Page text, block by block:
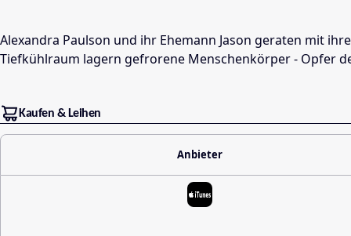
Alexandra Paulson und ihr Ehemann Jason geraten mit
Tiefkühlraum lagern gefrorene Menschenkörper - Opfer
Kaufen & Leihen
Anbieter